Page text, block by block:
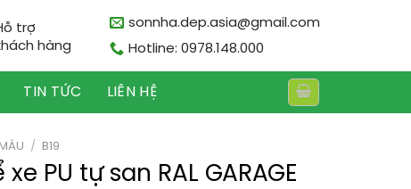
trợ
hàng
sonnha.dep.asia@gmail.com
Hotline: 0978.148.000
TIN TỨC LIÊN HỆ
/ B19
PU tự san RAL GARAGE